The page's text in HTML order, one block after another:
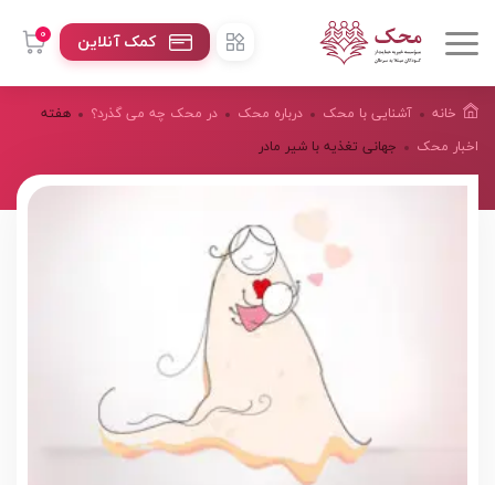
0 کمک آنلاین
خانه آشنایی با محک درباره محک
در محک چه می گذرد؟
اخبار محک
هفته
جهانی تغذیه با شیر مادر